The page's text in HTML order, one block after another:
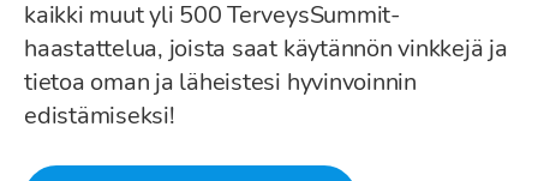
kaikki muut yli 500 TerveysSummit-
haastattelua, joista saat käytännön vinkkejä ja
tietoa oman ja läheistesi hyvinvoinnin
edistämiseksi!